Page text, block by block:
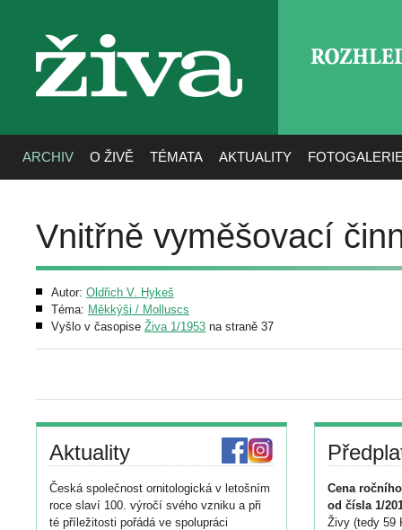
živa
ARCHIV O ŽIVĚ TÉMATA AKTUALITY
Vnitřně vyměšovací
Autor: Oldřich V. Hykeš
Téma: Měkkýši / Molluscs
Vyšlo v časopise Živa 1/1953 na straně 37
Aktuality
Česká společnost ornitologická v letošním
roce slaví 100. výročí svého vzniku a při
té příležitosti pořádá ve spolupráci
Cena
od čísla 1/
Živy (tedy 59